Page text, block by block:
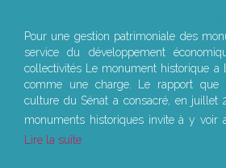
Pour une gestion patrimoniale des
service du développement
collectivités Le monument historique a
comme une charge. Le rapport
culture du Sénat a consacré, en juillet
monuments historiques invite à y voir
Lire la suite